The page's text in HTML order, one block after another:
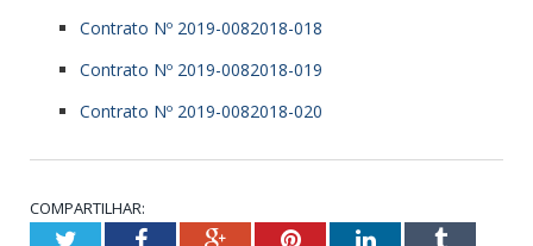
Contrato Nº 2019-0082018-018
Contrato Nº 2019-0082018-019
Contrato Nº 2019-0082018-020
COMPARTILHAR:
TwitterFacebookGoogle+PinterestLinkedInTumblr